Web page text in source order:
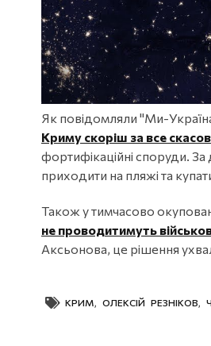
Як повідомляли "Ми-
Криму скоріш за все
фортифікаційні споруди.
приходити на пляжі та
Також у тимчасово
не проводитимуть
Аксьонова, це рішення
КРИМ, ОЛЕКСІЙ РЕЗНІКОВ,